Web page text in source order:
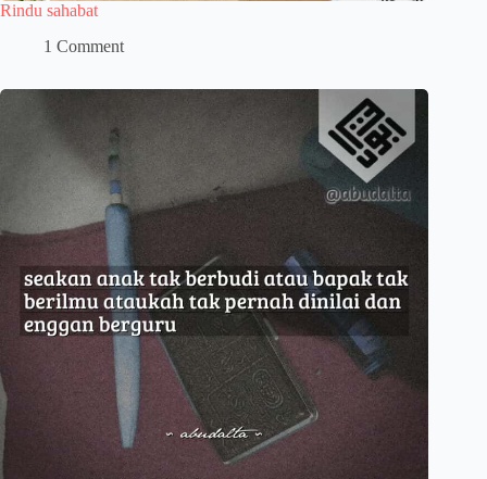
Rindu sahabat
1 Comment